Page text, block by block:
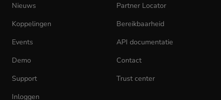
Nieuws
Partner Locator
Koppelingen
Bereikbaarheid
Events
API documentatie
Demo
Contact
Support
Trust center
Inloggen